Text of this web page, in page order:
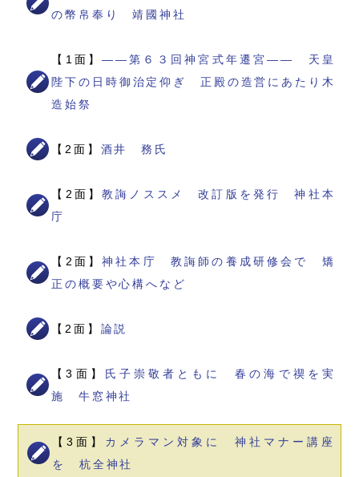
の幣帛奉り 靖國神社
【1面】――第６３回神宮式年遷宮―― 天皇
陛下の日時御治定仰ぎ 正殿の造営にあたり木
造始祭
【2面】 酒井 務氏
【2面】教誨ノススメ 改訂版を発行 神社本
庁
【2面】神社本庁 教誨師の養成研修会で 矯
正の概要や心構へなど
【2面】 論説
【3面】 氏子崇敬者ともに 春の海で禊を実
施 牛窓神社
【3面】 カメラマン対象に 神社マナー講座
を 杭全神社